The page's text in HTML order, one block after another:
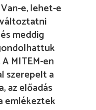
e, lehet-e
meddig
MITEM-en
szerepelt a
az előadás
emlékeztek